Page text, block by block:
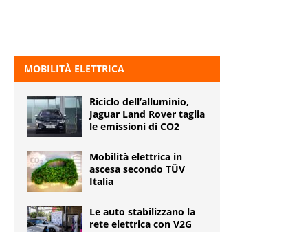
MOBILITÀ ELETTRICA
Riciclo dell’alluminio,
Jaguar Land Rover taglia
le emissioni di CO2
Mobilità elettrica in
ascesa secondo TÜV
Italia
Le auto stabilizzano la
rete elettrica con V2G